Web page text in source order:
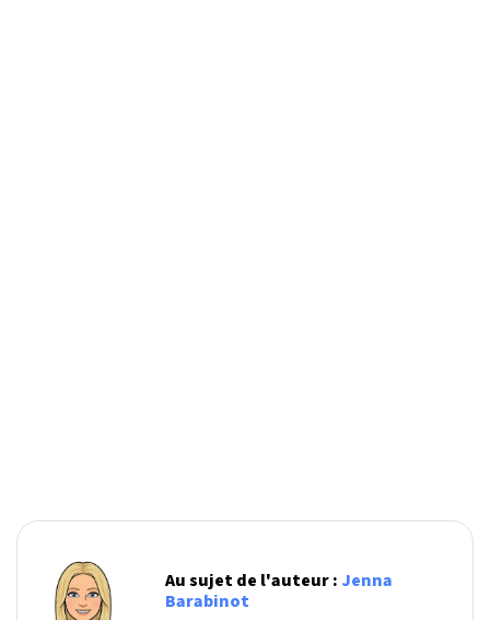
Au sujet de l'auteur : Jenna
Barabinot